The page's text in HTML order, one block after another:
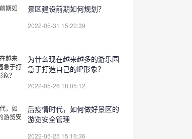
景区建设前期如何规划？
2022-05-31 15:20:39
为什么现在越来越多的游乐园
急于打造自己的IP形象？
2022-05-26 18:05:12
后疫情时代，如何做好景区的
游览安全管理
2022-05-25 15:16:36